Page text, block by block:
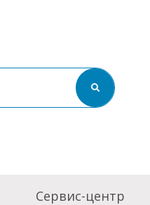
Сервис-центр